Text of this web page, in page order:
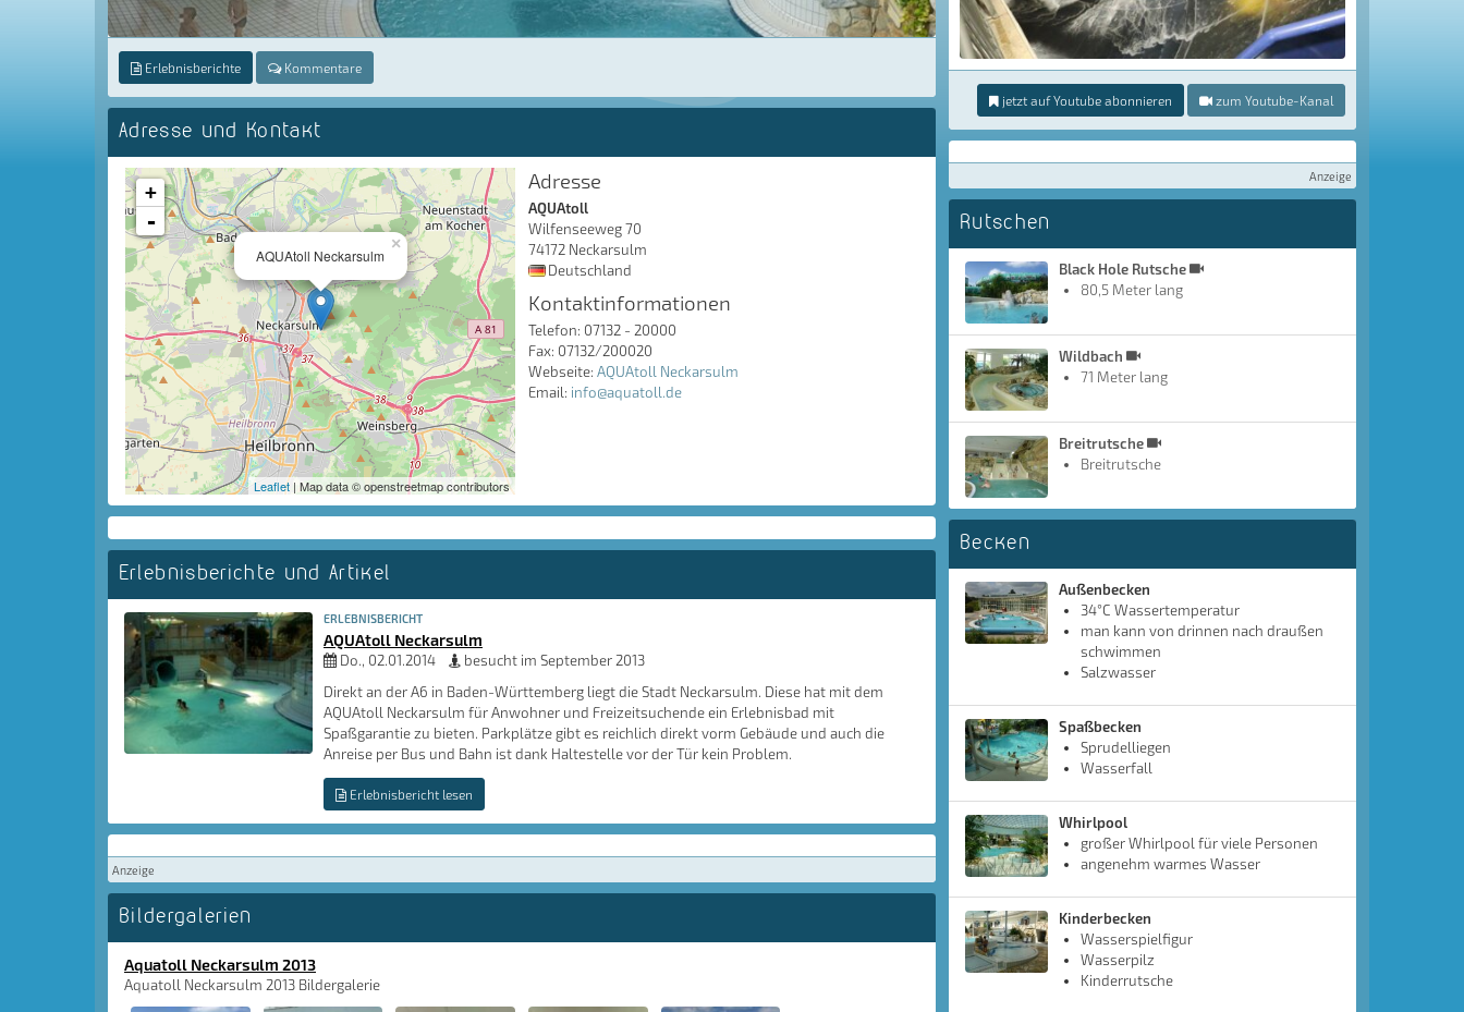
Erlebnisberichte Kommentare
Adresse und Kontakt
×
AQUAtoll Neckarsulm
+
-
Leaflet | Map data © openstreetmap contributors
Adresse
AQUAtoll
Wilfenseeweg 70
74172 Neckarsulm
Deutschland
Kontaktinformationen
Telefon: 07132 - 20000
Fax: 07132/200020
Webseite: AQUAtoll Neckarsulm
Email: info@aquatoll.de
Erlebnisberichte und Artikel
ERLEBNISBERICHT
AQUAtoll Neckarsulm
Do., 02.01.2014
besucht im September 2013
Direkt an der A6 in Baden-Württemberg liegt die Stadt Neckarsulm. Diese hat mit dem
AQUAtoll Neckarsulm für Anwohner und Freizeitsuchende ein Erlebnisbad mit
Spaßgarantie zu bieten. Parkplätze gibt es reichlich direkt vorm Gebäude und auch die
Anreise per Bus und Bahn ist dank Haltestelle vor der Tür kein Problem.
Erlebnisbericht lesen
Anzeige
Bildergalerien
Aquatoll Neckarsulm 2013
Aquatoll Neckarsulm 2013 Bildergalerie
jetzt auf Youtube abonnieren zum Youtube-Kanal
Anzeige
Rutschen
Black Hole Rutsche
80,5 Meter lang
Wildbach
71 Meter lang
Breitrutsche
Breitrutsche
Becken
Außenbecken
34°C Wassertemperatur
man kann von drinnen nach draußen
schwimmen
Salzwasser
Spaßbecken
Sprudelliegen
Wasserfall
Whirlpool
großer Whirlpool für viele Personen
angenehm warmes Wasser
Kinderbecken
Wasserspielfigur
Wasserpilz
Kinderrutsche